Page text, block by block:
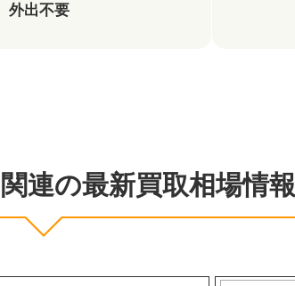
外出不要
連の最新買取相場情報